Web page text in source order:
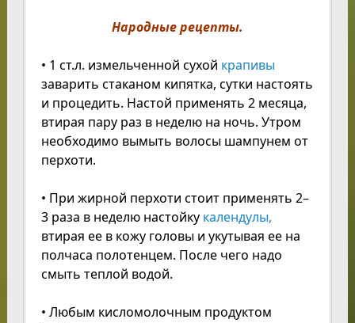
Народные рецепты.
• 1 ст.л. измельченной сухой крапивы
заварить стаканом кипятка, сутки настоять
и процедить. Настой применять 2 месяца,
втирая пару раз в неделю на ночь. Утром
необходимо вымыть волосы шампунем от
перхоти.
• При жирной перхоти стоит применять 2–
3 раза в неделю настойку календулы,
втирая ее в кожу головы и укутывая ее на
полчаса полотенцем. После чего надо
смыть теплой водой.
• Любым кисломолочным продуктом